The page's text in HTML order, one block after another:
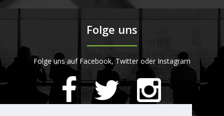
Folge uns
Folge uns auf Facebook, Twitter oder Instagram